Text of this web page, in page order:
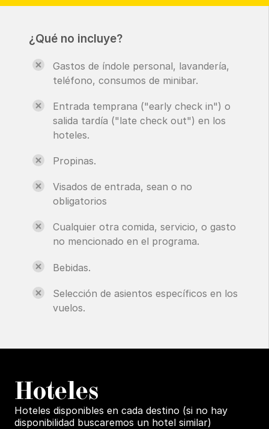
¿Qué no incluye?
Gastos de índole personal, lavandería,
teléfono, consumos de minibar.
Entrada temprana ("early check in") o
salida tardía ("late check out") en los
hoteles.
Propinas.
Visados de entrada, sean o no
obligatorios
Cualquier otra comida, servicio, o gasto
no mencionado en el programa.
Bebidas.
Selección de asientos específicos en los
vuelos.
Hoteles
Hoteles disponibles en cada destino (si no hay
disponibilidad buscaremos un hotel similar)